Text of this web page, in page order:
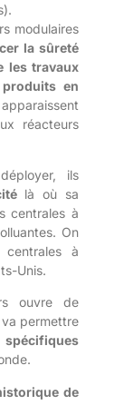
modulaires
la sûreté
les travaux
en
réacteurs
ils
là où sa
centrales à
On
à
Unis.
ouvre de
permettre
spécifiques
de